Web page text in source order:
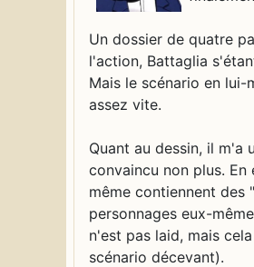
Un dossier de quatre
l'action, Battaglia
Mais le scénario en
assez vite.
Quant au dessin, il m'a
convaincu non plus.
même contiennent des
personnages eux-
n'est pas laid, mais
scénario décevant).